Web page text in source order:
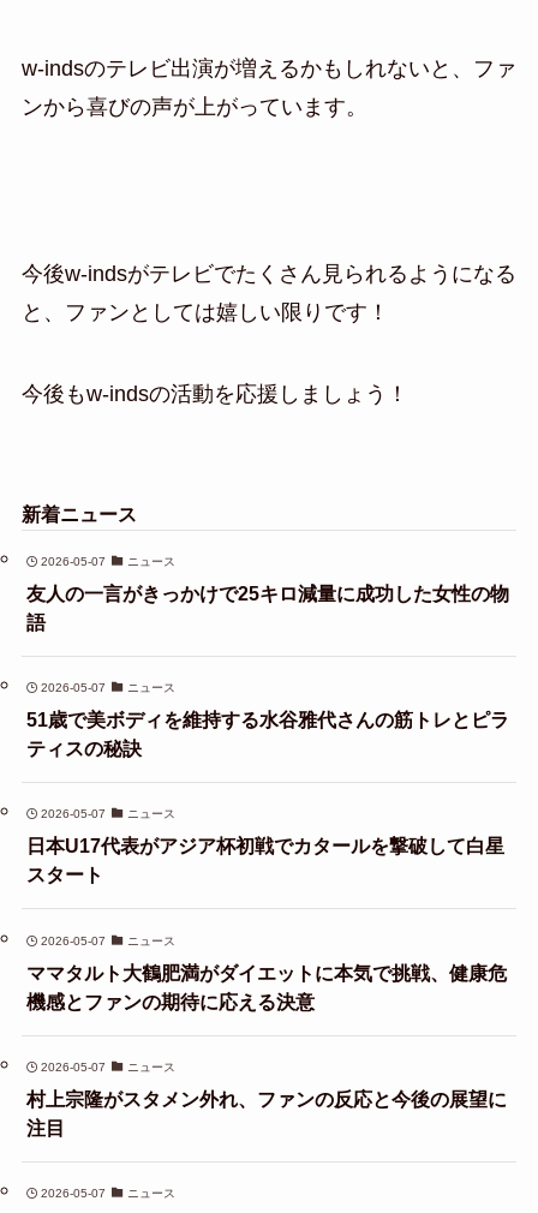
w-indsのテレビ出演が増えるかもしれないと、ファ
ンから喜びの声が上がっています。
今後w-indsがテレビでたくさん見られるようになる
と、ファンとしては嬉しい限りです！
今後もw-indsの活動を応援しましょう！
新着ニュース
2026-05-07 ニュース
友人の一言がきっかけで25キロ減量に成功した女性の物
語
2026-05-07 ニュース
51歳で美ボディを維持する水谷雅代さんの筋トレとピラ
ティスの秘訣
2026-05-07 ニュース
日本U17代表がアジア杯初戦でカタールを撃破して白星
スタート
2026-05-07 ニュース
ママタルト大鶴肥満がダイエットに本気で挑戦、健康危
機感とファンの期待に応える決意
2026-05-07 ニュース
村上宗隆がスタメン外れ、ファンの反応と今後の展望に
注目
2026-05-07 ニュース